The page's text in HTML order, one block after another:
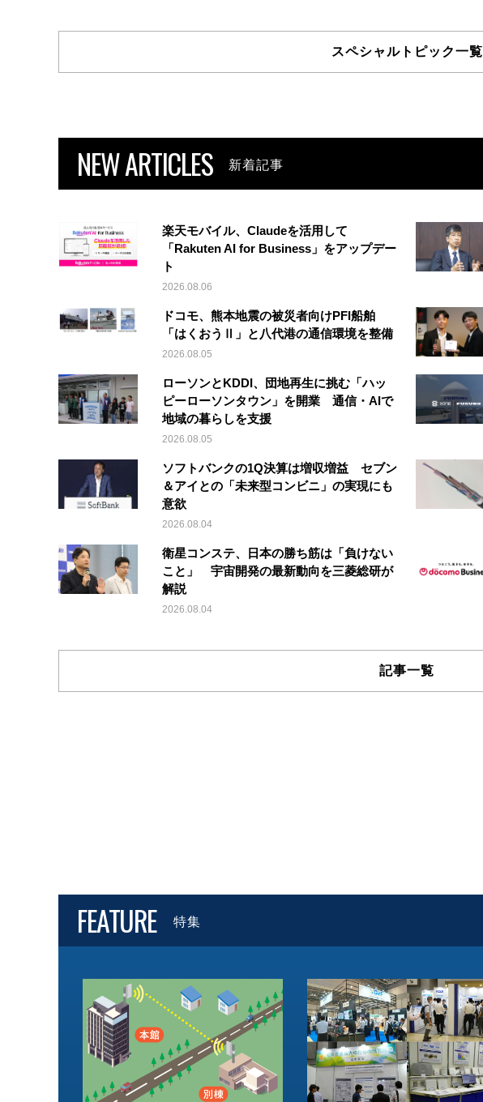
スペシャルトピック一覧
NEW ARTICLES 新着記事
楽天モバイル、Claudeを活用して
「Rakuten AI for Business」をアップデー
ト
2026.08.06
ドコモ、熊本地震の被災者向けPFI船舶
「はくおうⅡ」と八代港の通信環境を整備
2026.08.05
ローソンとKDDI、団地再生に挑む「ハッ
ピーローソンタウン」を開業 通信・AIで
地域の暮らしを支援
2026.08.05
ソフトバンクの1Q決算は増収増益 セブン
＆アイとの「未来型コンビニ」の実現にも
意欲
2026.08.04
衛星コンステ、日本の勝ち筋は「負けない
こと」 宇宙開発の最新動向を三菱総研が
解説
2026.08.04
記事一覧
FEATURE 特集